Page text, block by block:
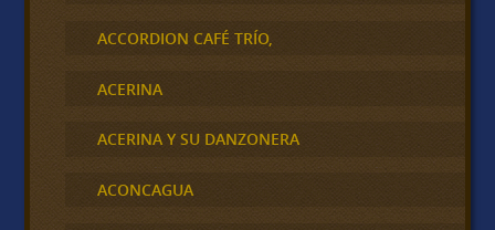
ACCORDION CAFÉ TRÍO,
ACERINA
ACERINA Y SU DANZONERA
ACONCAGUA